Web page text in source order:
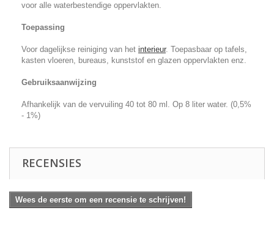
voor alle waterbestendige oppervlakten.
Toepassing
Voor dagelijkse reiniging van het interieur. Toepasbaar op tafels,
kasten vloeren, bureaus, kunststof en glazen oppervlakten enz.
Gebruiksaanwijzing
Afhankelijk van de vervuiling 40 tot 80 ml. Op 8 liter water. (0,5%
- 1%)
RECENSIES
Wees de eerste om een recensie te schrijven!